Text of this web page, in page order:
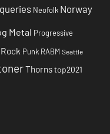
Neofolk Norway
Metal Progressive
Punk RABM Seattle
Thornstop2021